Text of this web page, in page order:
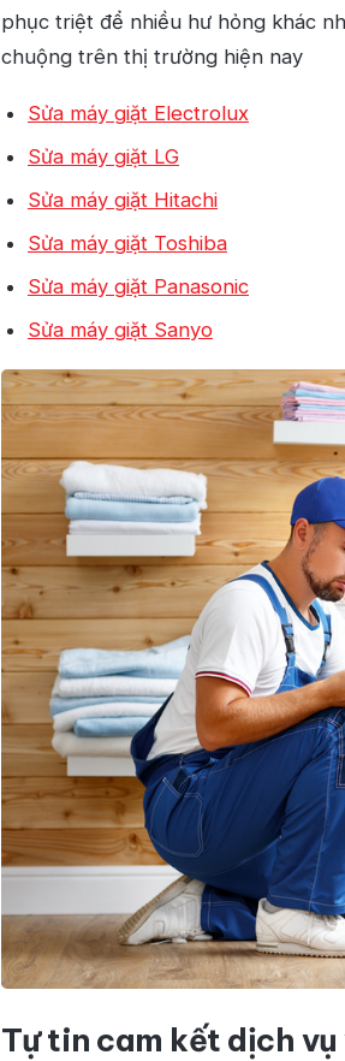
phục triệt để nhiều hư hỏng khác
chuộng trên thị trường hiện nay
Sửa máy giặt Electrolux
Sửa máy giặt LG
Sửa máy giặt Hitachi
Sửa máy giặt Toshiba
Sửa máy giặt Panasonic
Sửa máy giặt Sanyo
Tự tin cam kết dịch